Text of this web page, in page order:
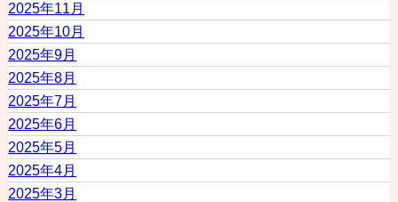
2025年11月
2025年10月
2025年9月
2025年8月
2025年7月
2025年6月
2025年5月
2025年4月
2025年3月